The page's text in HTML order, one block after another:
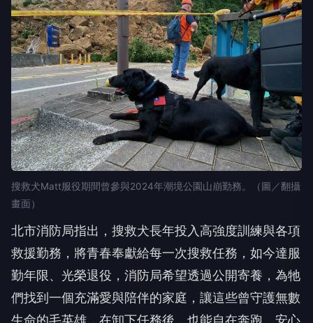
搜救犬Matt服役期間曾參與2024年潮境公園山崩勤務。（圖／翻攝
畫面）
北市消防局指出，搜救犬長年投入高強度訓練與各項
救援勤務，將青春奉獻給每一次搜救任務，如今達服
勤年限、光榮退役，消防局希望透過公開寄養，為牠
們找到一個充滿愛與陪伴的家庭，讓這些曾守護無數
生命的毛英雄，在卸下任務後，也能自在奔跑、安心